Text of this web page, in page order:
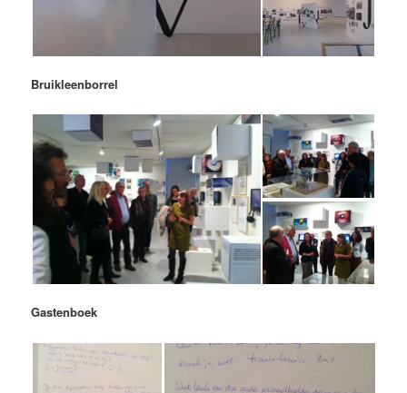
Bruikleenborrel
Gastenboek